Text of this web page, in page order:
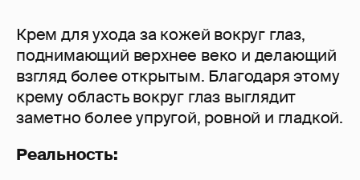
Крем для ухода за кожей вокруг глаз,
поднимающий верхнее веко и делающий
взгляд более открытым. Благодаря этому
крему область вокруг глаз выглядит
заметно более упругой, ровной и гладкой.
Реальность: